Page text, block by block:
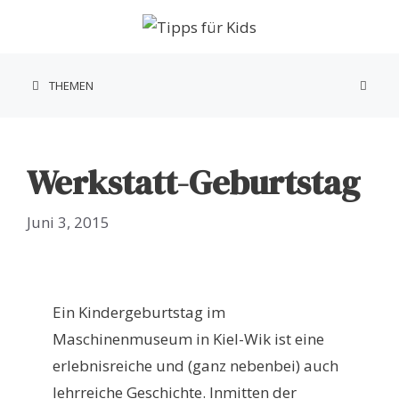
THEMEN
Werkstatt-Geburtstag
Juni 3, 2015
Ein Kindergeburtstag im
Maschinenmuseum in Kiel-Wik ist eine
erlebnisreiche und (ganz nebenbei) auch
lehrreiche Geschichte. Inmitten der